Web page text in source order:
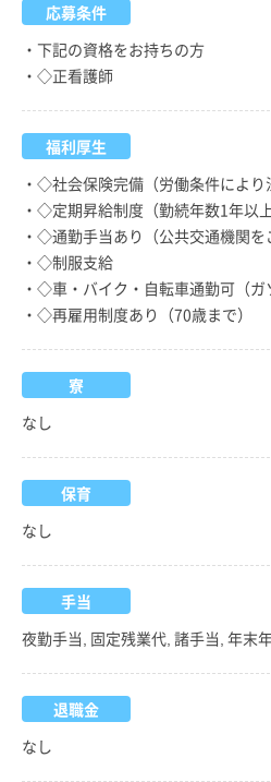
応募条件
・下記の資格をお持ちの方
・◇正看護師
福利厚生
・◇社会保険完備（労働条件により
・◇定期昇給制度（勤続年数1年以
・◇通勤手当あり（公共交通機関を
・◇制服支給
・◇車・バイク・自転車通勤可（ガ
・◇再雇用制度あり（70歳まで）
寮
なし
保育
なし
手当
夜勤手当, 固定残業代, 諸手当, 年末
退職金
なし